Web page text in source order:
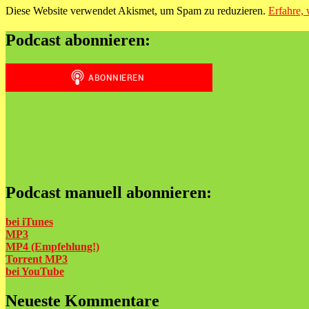
Diese Website verwendet Akismet, um Spam zu reduzieren. Erfahre,
Podcast abonnieren:
Podcast manuell abonnieren:
bei iTunes
MP3
MP4 (Empfehlung!)
Torrent MP3
beiYouTube
Neueste Kommentare